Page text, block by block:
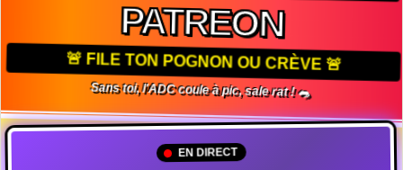
PATREON
🚨 FILE TON POGNON OU CRÈVE 🚨
Sans toi, l'ADC coule à pic, sale rat ! 🐀
EN DIRECT